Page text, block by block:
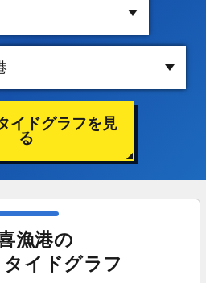
イドグラフを見
る
漁港の
イドグラフ